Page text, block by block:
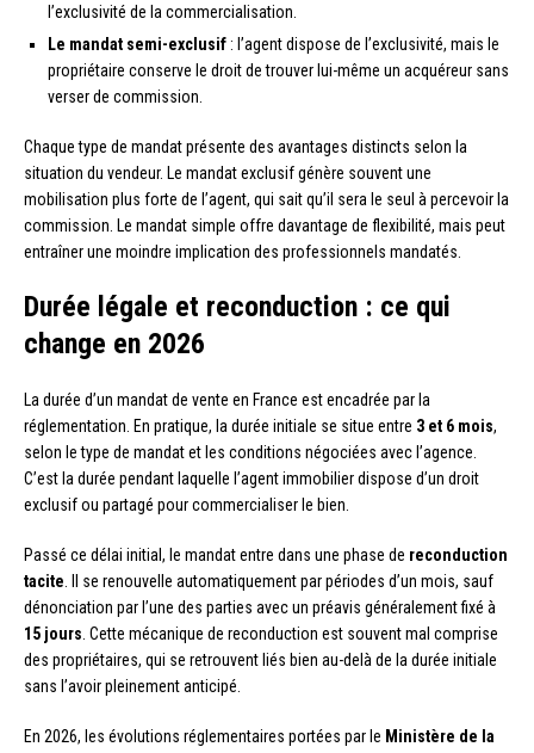
l’exclusivité de la commercialisation.
Le mandat semi-exclusif : l’agent dispose de l’exclusivité, mais le
propriétaire conserve le droit de trouver lui-même un acquéreur sans
verser de commission.
Chaque type de mandat présente des avantages distincts selon la
situation du vendeur. Le mandat exclusif génère souvent une
mobilisation plus forte de l’agent, qui sait qu’il sera le seul à percevoir la
commission. Le mandat simple offre davantage de flexibilité, mais peut
entraîner une moindre implication des professionnels mandatés.
Durée légale et reconduction : ce qui
change en 2026
La durée d’un mandat de vente en France est encadrée par la
réglementation. En pratique, la durée initiale se situe entre 3 et 6 mois,
selon le type de mandat et les conditions négociées avec l’agence.
C’est la durée pendant laquelle l’agent immobilier dispose d’un droit
exclusif ou partagé pour commercialiser le bien.
Passé ce délai initial, le mandat entre dans une phase de reconduction
tacite . Il se renouvelle automatiquement par périodes d’un mois, sauf
dénonciation par l’une des parties avec un préavis généralement fixé à
15 jours . Cette mécanique de reconduction est souvent mal comprise
des propriétaires, qui se retrouvent liés bien au-delà de la durée initiale
sans l’avoir pleinement anticipé.
En 2026, les évolutions réglementaires portées par le Ministère de la